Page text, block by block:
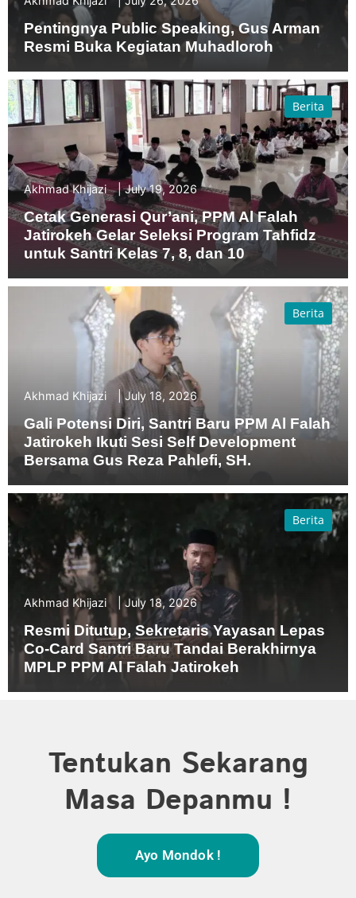
Pentingnya Public Speaking, Gus Arman
Resmi Buka Kegiatan Muhadloroh
Akhmad Khijazi July 19, 2026
Cetak Generasi Qur’ani, PPM Al Falah
Jatirokeh Gelar Seleksi Program Tahfidz
untuk Santri Kelas 7, 8, dan 10
Berita
Akhmad Khijazi July 18, 2026
Gali Potensi Diri, Santri Baru PPM Al Falah
Jatirokeh Ikuti Sesi Self Development
Bersama Gus Reza Pahlefi, SH.
Berita
Akhmad Khijazi July 18, 2026
Resmi Ditutup, Sekretaris Yayasan Lepas
Co-Card Santri Baru Tandai Berakhirnya
MPLP PPM Al Falah Jatirokeh
Berita
Tentukan Sekarang
Masa Depanmu !
Ayo Mondok !